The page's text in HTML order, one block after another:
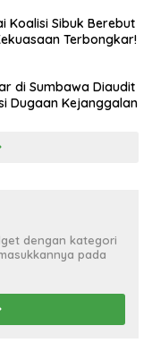
Koalisi Sibuk Berebut
Terbongkar!
di Sumbawa Diaudit
Dugaan Kejanggalan
dengan kategori
pada